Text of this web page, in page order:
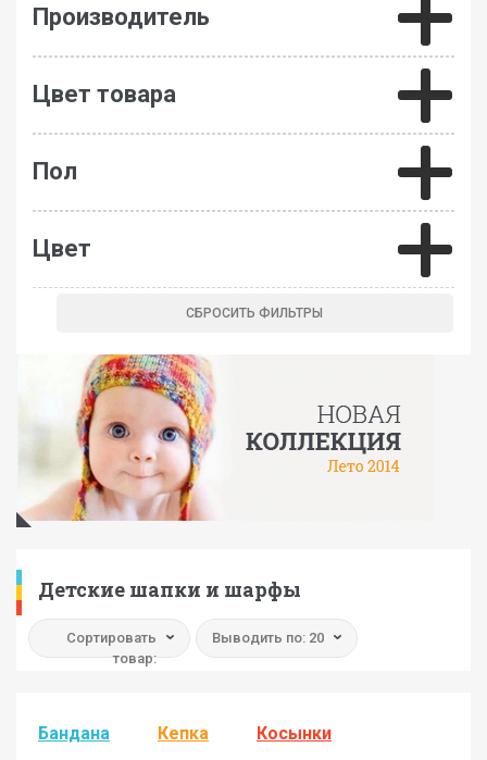
Производитель
Цвет товара
Пол
Цвет
Детские шапки и шарфы
Сортировать
товар:
Выводить по: 20
Бандана Кепка
Косынки